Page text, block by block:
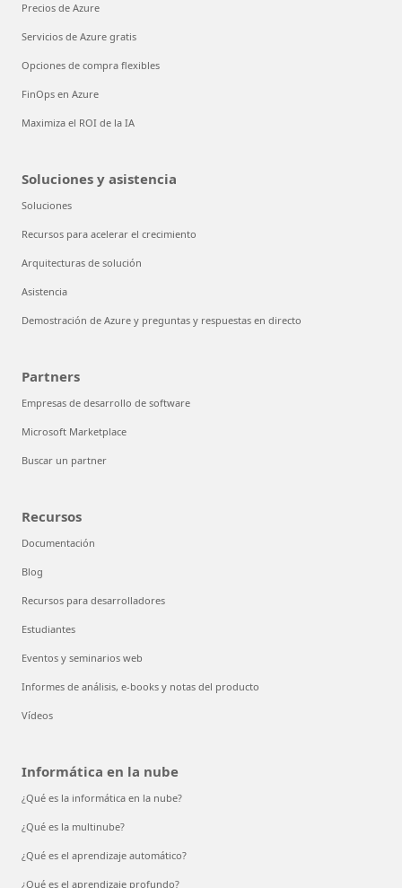
Precios de Azure
Servicios de Azure gratis
Opciones de compra flexibles
FinOps en Azure
Maximiza el ROI de la IA
Soluciones y asistencia
Soluciones
Recursos para acelerar el crecimiento
Arquitecturas de solución
Asistencia
Demostración de Azure y preguntas y respuestas en directo
Partners
Empresas de desarrollo de software
Microsoft Marketplace
Buscar un partner
Recursos
Documentación
Blog
Recursos para desarrolladores
Estudiantes
Eventos y seminarios web
Informes de análisis, e-books y notas del producto
Vídeos
Informática en la nube
¿Qué es la informática en la nube?
¿Qué es la multinube?
¿Qué es el aprendizaje automático?
¿Qué es el aprendizaje profundo?